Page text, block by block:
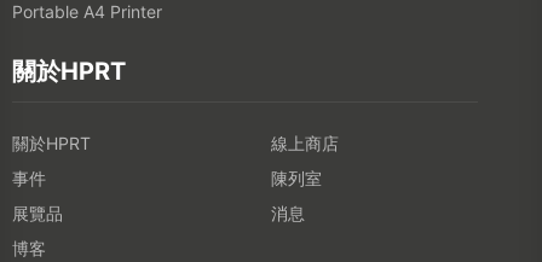
Portable A4 Printer
關於HPRT
關於HPRT
線上商店
事件
陳列室
展覽品
消息
博客